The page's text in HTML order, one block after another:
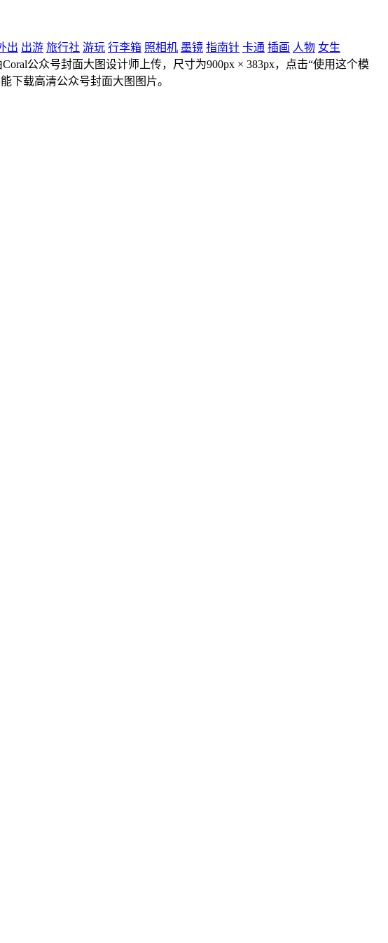
出 出游 旅行社 游玩 行李箱 照相机 墨镜 指南针 卡通 插画 人物 女生
公众号封面大图设计师上传，尺寸为900px × 383px，点击“使用这个模
下载高清公众号封面大图图片。